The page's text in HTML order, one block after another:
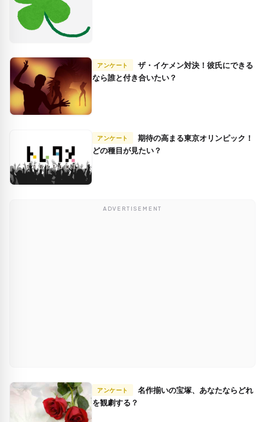
アンケート
なら誰と付き合いたい？
アンケート
どの種目が見たい？
ADVERTISEMENT
アンケート
を観劇する？